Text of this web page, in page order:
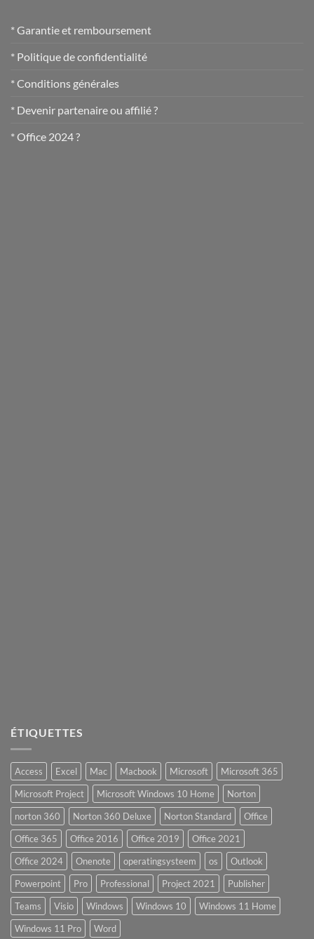
* Garantie et remboursement
* Politique de confidentialité
* Conditions générales
* Devenir partenaire ou affilié ?
* Office 2024 ?
ÉTIQUETTES
Access Excel Mac Macbook Microsoft
Microsoft 365
Microsoft Project
Microsoft Windows 10 Home
Norton
norton 360
Norton 360 Deluxe Norton Standard
Office
Office 365
Office 2016 Office 2019
Office 2021
Office 2024
Onenote operatingsysteem os
Outlook
Powerpoint
Pro Professional Project 2021
Publisher
Teams
Visio Windows Windows 10
Windows 11 Home
Windows 11 Pro
Word